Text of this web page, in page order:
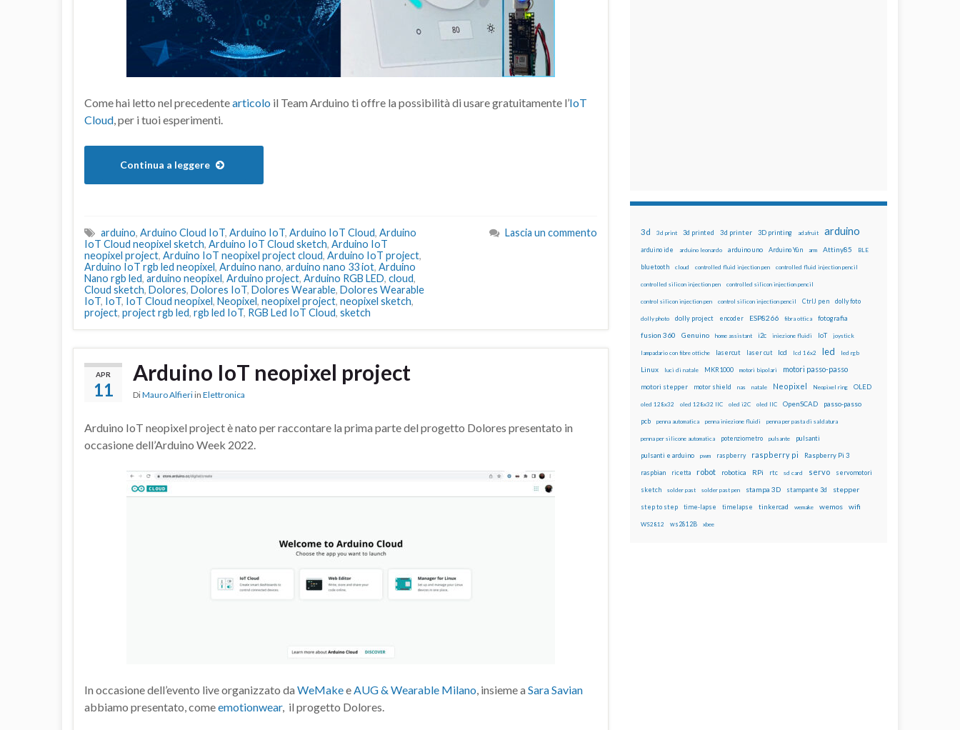
Come hai letto nel precedentearticolo il Team Arduino ti offre la possibilità di usare gratuitamente l’IoT
Cloud, per i tuoi esperimenti.
Continua a leggere
arduino, Arduino Cloud IoT, Arduino IoT, Arduino IoT Cloud, Arduino
IoT Cloud neopixel sketch, Arduino IoT Cloud sketch, Arduino IoT
neopixel project, Arduino IoT neopixel project cloud, Arduino IoT project,
Arduino IoT rgb led neopixel, Arduino nano, arduino nano 33 iot, Arduino
Nano rgb led, arduino neopixel, Arduino project, Arduino RGB LED, cloud,
Cloud sketch, Dolores, Dolores IoT, Dolores Wearable, Dolores Wearable
IoT, IoT, IoT Cloud neopixel, Neopixel, neopixel project, neopixel sketch,
project, project rgb led, rgb led IoT, RGB Led IoT Cloud, sketch
Lascia un commento
APR
11
Arduino IoT neopixel project
DiMauro Alfieri in Elettronica
Arduino IoT neopixel project è nato per raccontare la prima parte del progetto Dolores presentato in
occasione dell’Arduino Week 2022.
In occasione dell’evento live organizzato da WeMakeeAUG & Wearable Milano, insieme a Sara Savian
abbiamo presentato, comeemotionwear, il progetto Dolores.
3d 3d print 3d printed 3d printer 3D printing adafruit arduino
arduino ide arduino leonardo arduino uno Arduino Yún arm Attiny85 BLE
bluetooth cloud controlled fluid injection pen controlled fluid injection pencil
controlled silicon injection pen controlled silicon injection pencil
control silicon injection pen control silicon injection pencil CtrlJ pen dolly foto
dolly photo dolly project encoder ESP8266 fibra ottica fotografia
fusion 360 Genuino home assistant i2c iniezione fluidi IoT joystick
lampadario con fibre ottiche lasercut laser cut lcd lcd 16x2 led led rgb
Linux luci di natale MKR1000 motori bipolari motori passo-passo
motori stepper motor shield nas natale Neopixel Neopixel ring OLED
oled 128x32 oled 128x32 IIC oled i2C oled IIC OpenSCAD passo-passo
pcb penna automatica penna iniezione fluidi penna per pasta di saldatura
penna per silicone automatica potenziometro pulsante pulsanti
pulsanti e arduino pwm raspberry raspberry pi Raspberry Pi 3
raspbian ricetta robot robotica RPi rtc sd card servo servomotori
sketch solder past solder past pen stampa 3D stampante 3d stepper
step to step time-lapse timelapse tinkercad wemake wemos wifi
WS2812 ws2812B xbee